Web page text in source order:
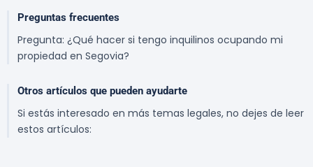
Preguntas frecuentes
Pregunta: ¿Qué hacer si tengo inquilinos ocupando mi
propiedad en Segovia?
Otros artículos que pueden ayudarte
Si estás interesado en más temas legales, no dejes de leer
estos artículos: